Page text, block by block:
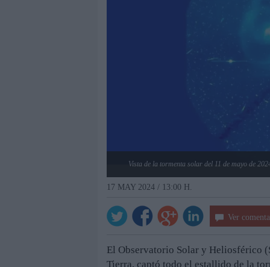
Vista de la tormenta solar del 11 de mayo de
17 MAY 2024 / 13:00 H.
Ver
El Observatorio Solar y Heliosférico
Tierra, captó todo el estallido de la